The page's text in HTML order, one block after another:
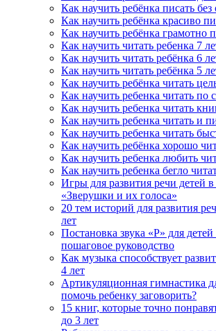
Как научить ребёнка писать
Как научить ребёнка красиво
Как научить ребёнка грамотно
Как научить читать ребенка 7
Как научить читать ребёнка 6
Как научить читать ребёнка 5
Как научить ребёнка читать
Как научить ребенка читать по
Как научить ребенка читать
Как научить ребенка читать и
Как научить ребенка читать
Как научить ребёнка хорошо
Как научить ребенка любить
Как научить ребенка бегло
Игры для развития речи детей
«Зверушки и их голоса»
20 тем историй для развития
лет
Постановка звука «Р» для детей
пошаговое руководство
Как музыка способствует
4 лет
Артикуляционная гимнастика
помочь ребенку заговорить?
15 книг, которые точно
до 3 лет